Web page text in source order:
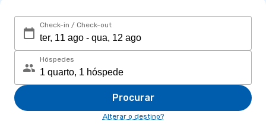
Check-in / Check-out
Hóspedes
Procurar
Alterar o destino?